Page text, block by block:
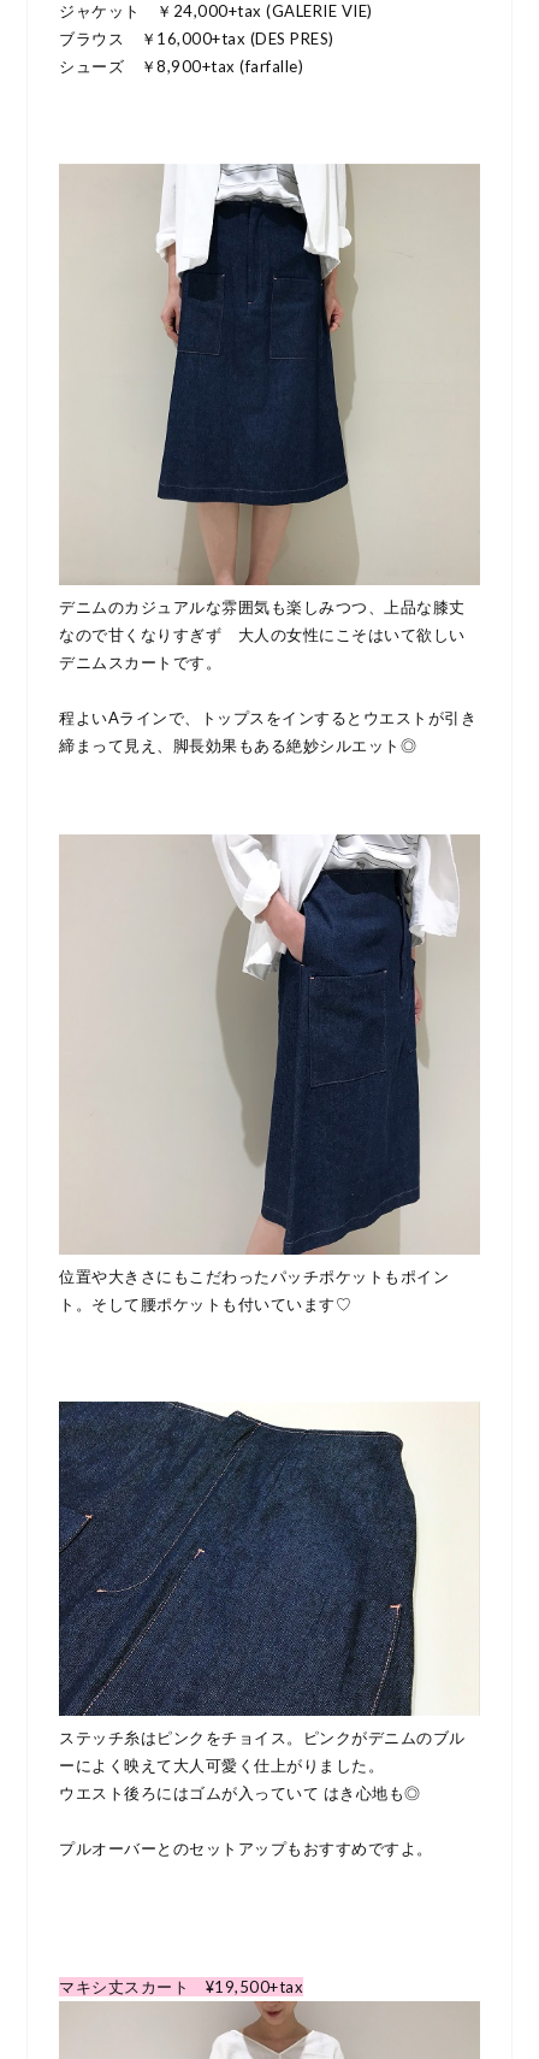
ジャケット ￥24,000+tax (GALERIE VIE)
ブラウス ￥16,000+tax (DES PRES)
シューズ ￥8,900+tax (farfalle)
デニムのカジュアルな雰囲気も楽しみつつ、上品な膝丈
なので甘くなりすぎず 大人の女性にこそはいて欲しい
デニムスカートです。
程よいAラインで、トップスをインするとウエストが引き
締まって見え、脚長効果もある絶妙シルエット◎
位置や大きさにもこだわったパッチポケットもポイン
ト。そして腰ポケットも付いています♡
ステッチ糸はピンクをチョイス。ピンクがデニムのブル
ーによく映えて大人可愛く仕上がりました。
ウエスト後ろにはゴムが入っていて はき心地も◎
プルオーバーとのセットアップもおすすめですよ。
マキシ丈スカート ¥19,500+tax